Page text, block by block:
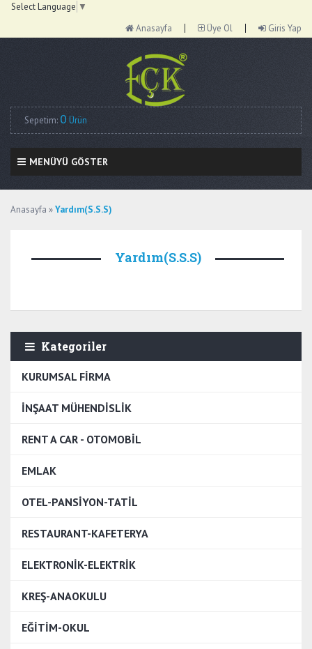
Select Language ▼
Anasayfa
Üye Ol Giris Yap
Sepetim: 0 Ürün
MENÜYÜ GÖSTER
Anasayfa »Yardım(S.S.S)
Yardım(S.S.S)
Kategoriler
KURUMSAL FİRMA
İNŞAAT MÜHENDİSLİK
RENT A CAR - OTOMOBİL
EMLAK
OTEL-PANSİYON-TATİL
RESTAURANT-KAFETERYA
ELEKTRONİK-ELEKTRİK
KREŞ-ANAOKULU
EĞİTİM-OKUL